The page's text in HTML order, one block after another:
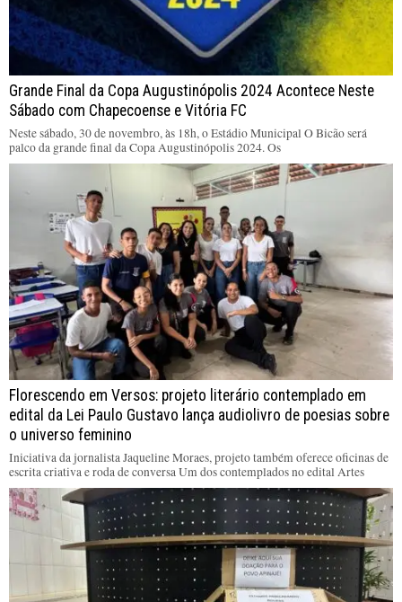
Grande Final da Copa Augustinópolis 2024 Acontece Neste
Sábado com Chapecoense e Vitória FC
Neste sábado, 30 de novembro, às 18h, o Estádio Municipal O Bicão será
palco da grande final da Copa Augustinópolis 2024. Os
Florescendo em Versos: projeto literário contemplado em
edital da Lei Paulo Gustavo lança audiolivro de poesias sobre
o universo feminino
Iniciativa da jornalista Jaqueline Moraes, projeto também oferece oficinas de
escrita criativa e roda de conversa Um dos contemplados no edital Artes